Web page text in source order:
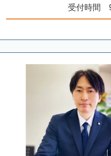
受付時間